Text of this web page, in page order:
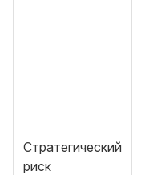
Стратегический
риск